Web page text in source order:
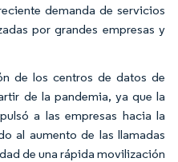
demanda de servicios
por grandes empresas y
de los centros de datos de
de la pandemia, ya que la
a las empresas hacia la
al aumento de las llamadas
de una rápida movilización